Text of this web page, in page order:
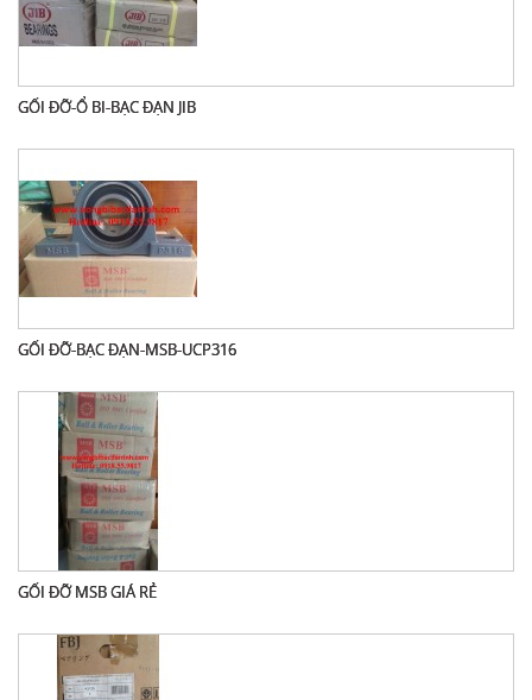
GỐI ĐỠ-Ổ BI-BẠC ĐẠN JIB
GỐI ĐỠ-BẠC ĐẠN-MSB-UCP316
GỐI ĐỠ MSB GIÁ RẺ